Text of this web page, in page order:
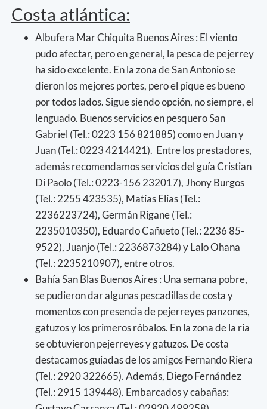
Costa atlántica:
Albufera Mar Chiquita Buenos Aires : El viento
pudo afectar, pero en general, la pesca de pejerrey
ha sido excelente. En la zona de San Antonio se
dieron los mejores portes, pero el pique es bueno
por todos lados. Sigue siendo opción, no siempre, el
lenguado. Buenos servicios en pesquero San
Gabriel (Tel.: 0223 156 821885) como en Juan y
Juan (Tel.: 0223 4214421). Entre los prestadores,
además recomendamos servicios del guía Cristian
Di Paolo (Tel.: 0223-156 232017), Jhony Burgos
(Tel.: 2255 423535), Matías Elías (Tel.:
2236223724), Germán Rigane (Tel.:
2235010350), Eduardo Cañueto (Tel.: 2236 85-
9522), Juanjo (Tel.: 2236873284) y Lalo Ohana
(Tel.: 2235210907), entre otros.
Bahía San Blas Buenos Aires : Una semana pobre,
se pudieron dar algunas pescadillas de costa y
momentos con presencia de pejerreyes panzones,
gatuzos y los primeros róbalos. En la zona de la ría
se obtuvieron pejerreyes y gatuzos. De costa
destacamos guiadas de los amigos Fernando Riera
(Tel.: 2920 322665). Además, Diego Fernández
(Tel.: 2915 139448). Embarcados y cabañas: